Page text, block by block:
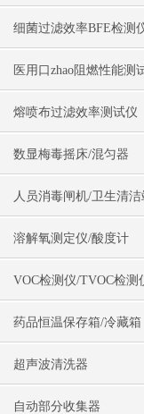
细菌过滤效率BFE检测
医用口zhao阻燃性能测
熔喷布过滤效率测试仪
数显梅毒摇床/混匀器
人员消毒闸机/卫生清洁
溶解氧测定仪/酸度计
VOC检测仪/TVOC检测
药品恒温保存箱/冷藏箱
超声波清洗器
自动部分收集器